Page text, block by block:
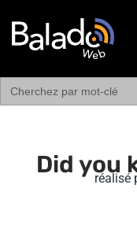
Search
for:
Did you
réalisé